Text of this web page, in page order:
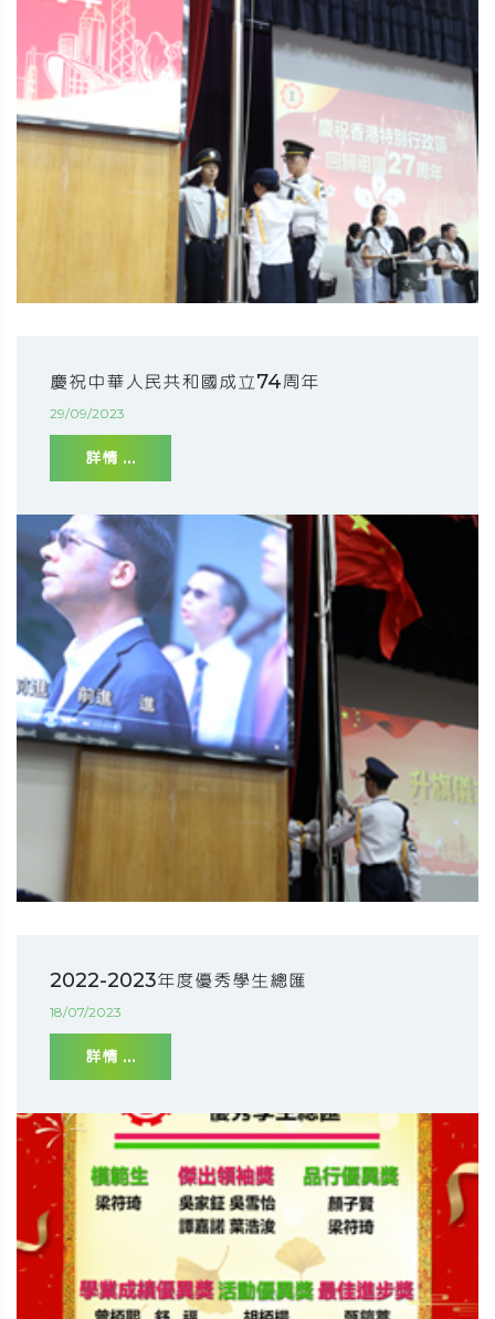
慶祝中華人民共和國成立74周年
29/09/2023
詳情 ...
2022-2023年度優秀學生總匯
18/07/2023
詳情 ...